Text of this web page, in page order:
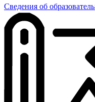
Сведения об